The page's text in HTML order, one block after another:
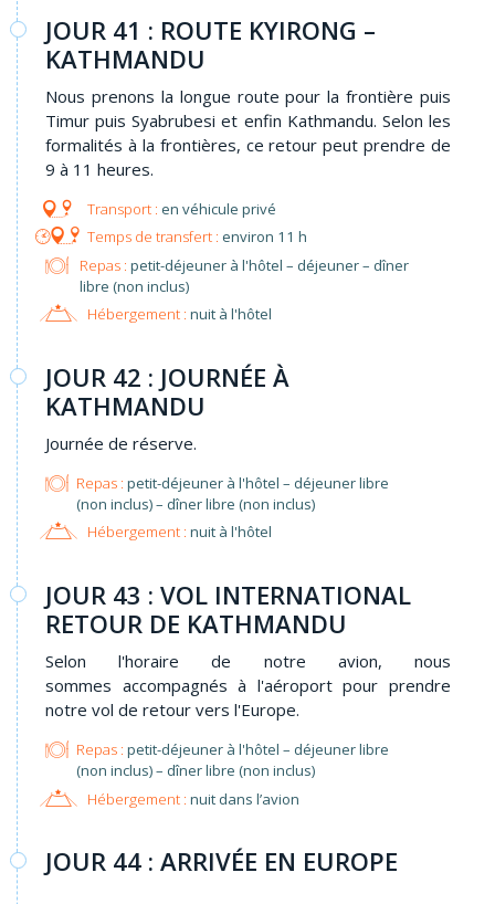
JOUR 41 : ROUTE KYIRONG –
KATHMANDU
Nous prenons la longue route pour la frontière puis
Timur puis Syabrubesi et enfin Kathmandu. Selon les
formalités à la frontières, ce retour peut prendre de
9 à 11 heures.
en véhicule privé
environ 11 h
Repas : petit-déjeuner à l'hôtel – déjeuner – dîner
libre (non inclus)
Hébergement : nuit à l'hôtel
JOUR 42 : JOURNÉE À
KATHMANDU
Journée de réserve.
Repas : petit-déjeuner à l'hôtel – déjeuner libre
(non inclus) – dîner libre (non inclus)
Hébergement : nuit à l'hôtel
JOUR 43 : VOL INTERNATIONAL
RETOUR DE KATHMANDU
Selon l'horaire de notre avion, nous
sommes accompagnés à l'aéroport pour prendre
notre vol de retour vers l'Europe.
Repas : petit-déjeuner à l'hôtel – déjeuner libre
(non inclus) – dîner libre (non inclus)
Hébergement : nuit dans l’avion
JOUR 44 : ARRIVÉE EN EUROPE